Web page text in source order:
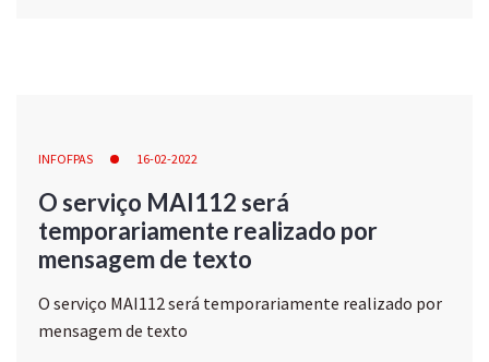
INFOFPAS 16-02-2022
O serviço MAI112 será
temporariamente realizado por
mensagem de texto
O serviço MAI112 será temporariamente realizado por
mensagem de texto